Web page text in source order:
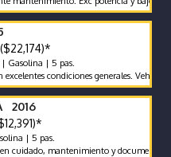
($22,174)*
Gasolina | 5 pas.
condiciones generales. Vehículo
2016
| 5 pas.
mantenimiento y documentos al